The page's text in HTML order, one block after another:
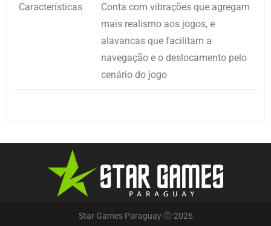
Características
Conta com vibrações que agregam
mais realismo aos jogos, e
alavancas que facilitam a
navegação e o deslocamento pelo
cenário do jogo
Star Games Paraguay Ⓒ 2026